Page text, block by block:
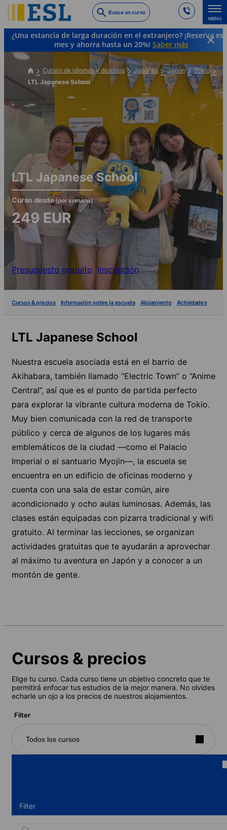
to
main
content
Busca un curso
MENU
¿Una estancia de larga duración en el extranjero? ¡Reserva
mes y ahorra hasta un 20%! Saber más
Cursos de idiomas y destinos Japonés Japón
Tokio
LTL Japanese School
LTL Japanese School
Curso desde(por semana)
249 EUR
Presupuesto gratuito Inscripción
Cursos & precios Información sobre la escuela Alojamiento Actividades
LTL Japanese School
Nuestra escuela asociada está en el barrio de
Akihabara, también llamado “Electric Town” o “Anime
Central”, así que es el punto de partida perfecto
para explorar la vibrante cultura moderna de Tokio.
Muy bien comunicada con la red de transporte
público y cerca de algunos de los lugares más
emblemáticos de la ciudad —como el Palacio
Imperial o el santuario Myojin—, la escuela se
encuentra en un edificio de oficinas moderno y
cuenta con una sala de estar común, aire
acondicionado y ocho aulas luminosas. Además, las
clases están equipadas con pizarra tradicional y wifi
gratuito. Al terminar las lecciones, se organizan
actividades gratuitas que te ayudarán a aprovechar
al máximo tu aventura en Japón y a conocer a un
montón de gente.
Cursos & precios
Elige tu curso. Cada curso tiene un objetivo concreto que te
permitirá enfocar tus estudios de la mejor manera. No olvides
echarle un ojo a los precios de nuestros alojamientos.
Filter
Todos los cursos
Filter